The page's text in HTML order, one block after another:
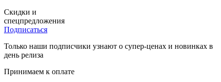
Скидки и
спецпредложения
Подписаться
Только наши подписчики узнают о супер-ценах и новинках в
день релиза
Принимаем к оплате